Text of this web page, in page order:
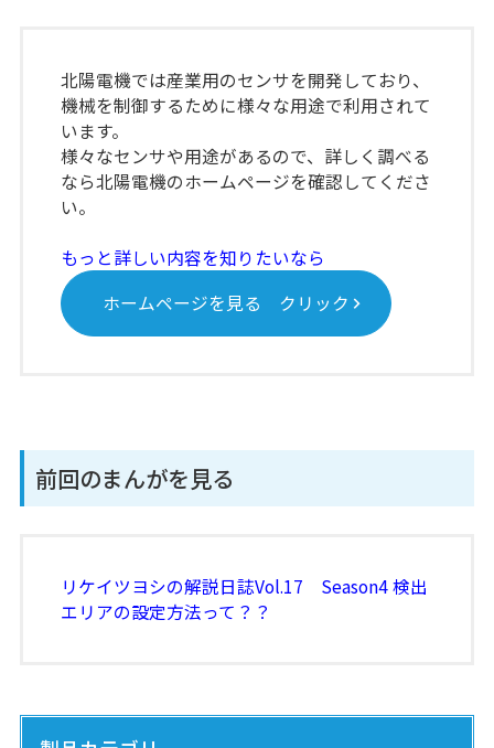
北陽電機では産業用のセンサを開発しており、
機械を制御するために様々な用途で利用されて
います。
様々なセンサや用途があるので、詳しく調べる
なら北陽電機のホームページを確認してくださ
い。
もっと詳しい内容を知りたいなら
ホームページを見る クリック
前回のまんがを見る
リケイツヨシの解説日誌Vol.17 Season4 検出
エリアの設定方法って？？